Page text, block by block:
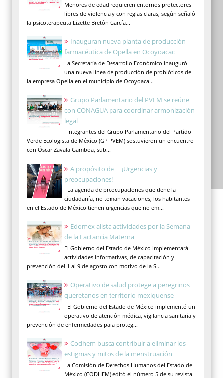
Menores de edad requieren entornos protectores
libres de violencia y con reglas claras, según señaló
la psicoterapeuta Lizette Bretón García...
Inauguran nueva planta de producción
farmacéutica de Opella en Ocoyoacac
La Secretaría de Desarrollo Económico inauguró
una nueva línea de producción de probióticos de
la empresa Opella en el municipio de Ocoyoaca...
Grupo Parlamentario del PVEM se reúne
con CONAGUA para coordinar armonización
legal
Integrantes del Grupo Parlamentario del Partido
Verde Ecologista de México (GP PVEM) sostuvieron un encuentro
con Óscar Zavala Gamboa, sub...
A propósito de… ¡Urgencias y
preocupaciones!
La agenda de preocupaciones que tiene la
ciudadanía, no toman vacaciones, los habitantes
en el Estado de México tienen urgencias que no em...
Edomex alista actividades por la Semana
de la Lactancia Materna
El Gobierno del Estado de México implementará
actividades informativas, de capacitación y
prevención del 1 al 9 de agosto con motivo de la S...
Operativo de salud protege a peregrinos
queretanos en territorio mexiquense
El Gobierno del Estado de México implementó un
operativo de atención médica, vigilancia sanitaria y
prevención de enfermedades para proteg...
Codhem busca contribuir a eliminar los
estigmas y mitos de la menstruación
La Comisión de Derechos Humanos del Estado de
México (CODHEM) editó el número 5 de su revista